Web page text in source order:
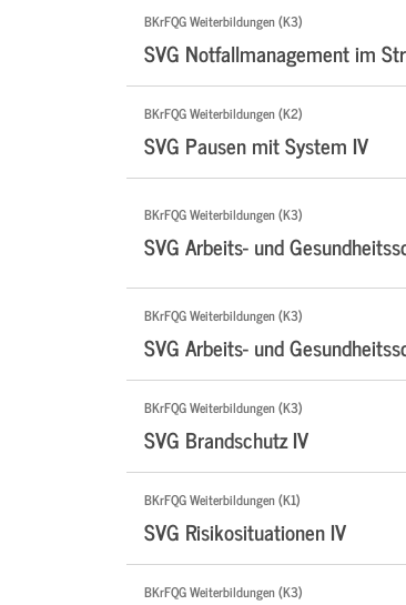
BKrFQG Weiterbildungen (K3)
SVG Notfallmanagement im
BKrFQG Weiterbildungen (K2)
SVG Pausen mit System IV
BKrFQG Weiterbildungen (K3)
SVG Arbeits- und
BKrFQG Weiterbildungen (K3)
SVG Arbeits- und
BKrFQG Weiterbildungen (K3)
SVG Brandschutz IV
BKrFQG Weiterbildungen (K1)
SVG Risikosituationen IV
BKrFQG Weiterbildungen (K3)